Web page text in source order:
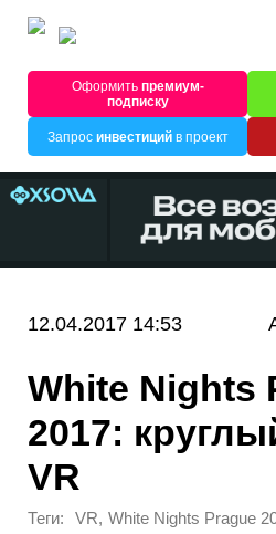
Оформитьпремиум-
подписку
Запрос инвестицийв проект
12.04.2017 14:53
White Nights
2017:
VR
Теги: VR, White Nights Prague